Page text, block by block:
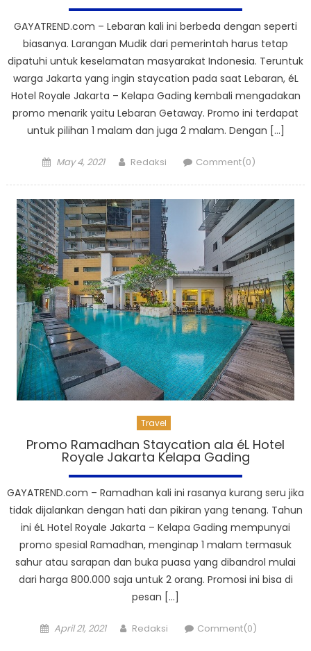
GAYATREND.com – Lebaran kali ini berbeda dengan seperti
biasanya. Larangan Mudik dari pemerintah harus tetap
dipatuhi untuk keselamatan masyarakat Indonesia. Teruntuk
warga Jakarta yang ingin staycation pada saat Lebaran, éL
Hotel Royale Jakarta – Kelapa Gading kembali mengadakan
promo menarik yaitu Lebaran Getaway. Promo ini terdapat
untuk pilihan 1 malam dan juga 2 malam. Dengan […]
Posted
May 4, 2021 Author
Redaksi Comment(0)
Travel
Promo Ramadhan Staycation ala éL Hotel
Royale Jakarta Kelapa Gading
GAYATREND.com – Ramadhan kali ini rasanya kurang seru jika
tidak dijalankan dengan hati dan pikiran yang tenang. Tahun
ini éL Hotel Royale Jakarta – Kelapa Gading mempunyai
promo spesial Ramadhan, menginap 1 malam termasuk
sahur atau sarapan dan buka puasa yang dibandrol mulai
dari harga 800.000 saja untuk 2 orang. Promosi ini bisa di
pesan […]
Posted
April 21, 2021 Author
Redaksi Comment(0)